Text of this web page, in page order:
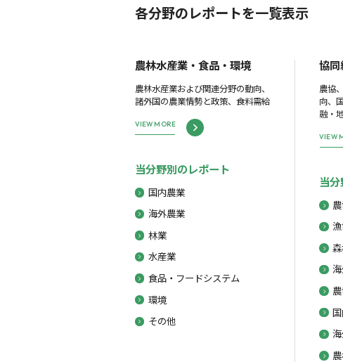
各分野のレポートを一覧表示
農林水産業・食品・環境
農林水産業および関連分野の動向、
諸外国の農業情勢と政策、食料需給
VIEW MORE
当分野別のレポート
国内農業
海外農業
林業
水産業
食品・フードシステム
環境
その他
協
農協
向、
融・
VIEW
当